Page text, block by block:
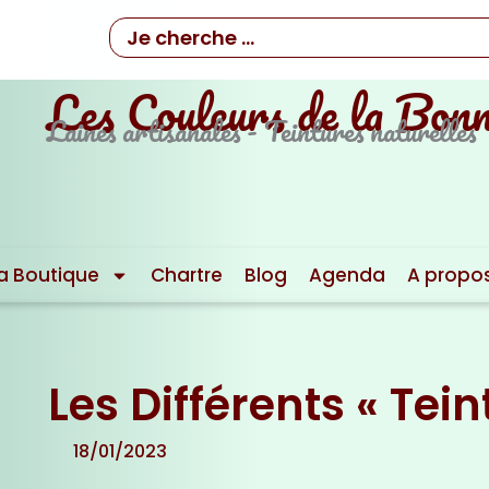
Rechercher
Les Couleurs de la
Laines artisanales - Teintures naturelles
Boutique Chartre Blog Agenda A
Les Différents «
18/01/2023